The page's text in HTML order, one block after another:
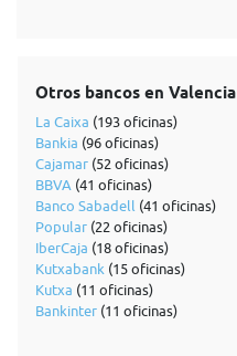
Otros bancos en Valencia
La Caixa (193 oficinas)
Bankia (96 oficinas)
Cajamar (52 oficinas)
BBVA (41 oficinas)
Banco Sabadell (41 oficinas)
Popular (22 oficinas)
IberCaja (18 oficinas)
Kutxabank (15 oficinas)
Kutxa (11 oficinas)
Bankinter (11 oficinas)